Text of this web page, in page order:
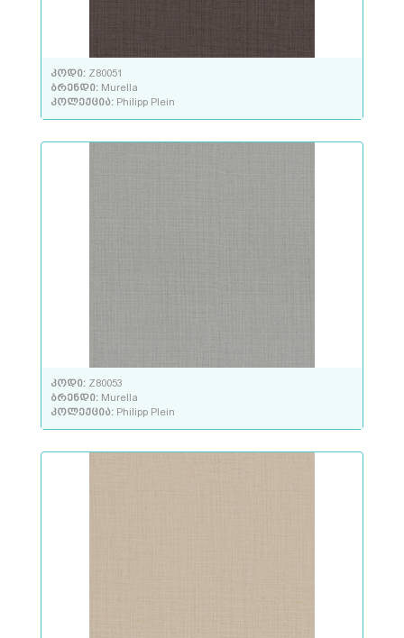
კოდი: Z80051
ბრენდი: Murella
კოლექცია: Philipp Plein
კოდი: Z80053
ბრენდი: Murella
კოლექცია: Philipp Plein